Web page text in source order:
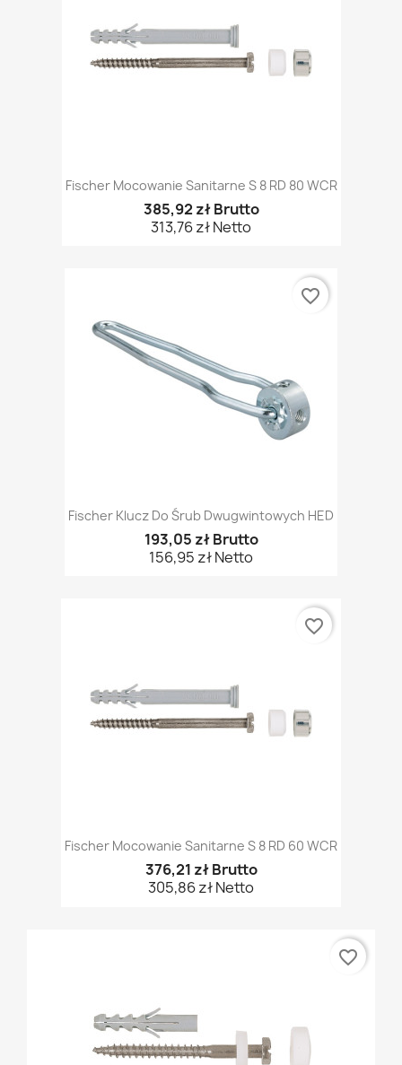
Fischer Mocowanie Sanitarne S 8 RD 80 WCR
385,92 zł Brutto
313,76 zł Netto
Fischer Klucz Do Śrub Dwugwintowych HED
193,05 zł Brutto
156,95 zł Netto
favorite_border
Fischer Mocowanie Sanitarne S 8 RD 60 WCR
376,21 zł Brutto
305,86 zł Netto
favorite_border
favorite_border